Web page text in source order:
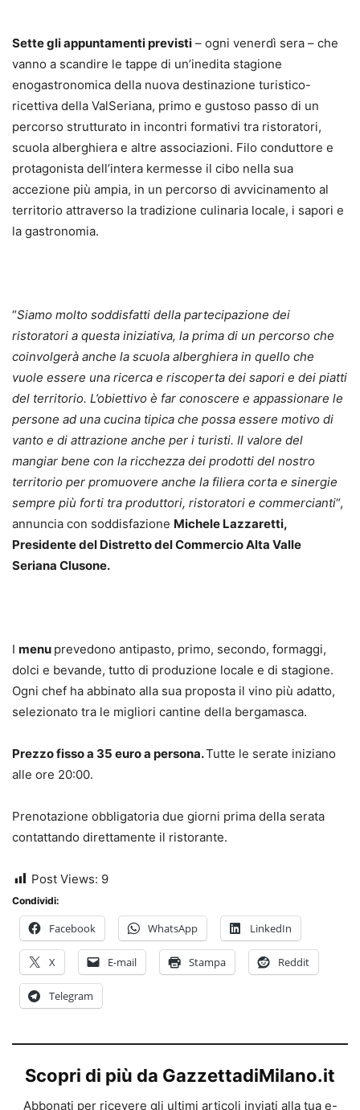
Sette gli appuntamenti previsti – ogni venerdì sera – che
vanno a scandire le tappe di un’inedita stagione
enogastronomica della nuova destinazione turistico-
ricettiva della ValSeriana, primo e gustoso passo di un
percorso strutturato in incontri formativi tra ristoratori,
scuola alberghiera e altre associazioni. Filo conduttore e
protagonista dell’intera kermesse il cibo nella sua
accezione più ampia, in un percorso di avvicinamento al
territorio attraverso la tradizione culinaria locale, i sapori e
la gastronomia.
“Siamo molto soddisfatti della partecipazione dei
ristoratori a questa iniziativa, la prima di un percorso che
coinvolgerà anche la scuola alberghiera in quello che
vuole essere una ricerca e riscoperta dei sapori e dei piatti
del territorio. L’obiettivo è far conoscere e appassionare le
persone ad una cucina tipica che possa essere motivo di
vanto e di attrazione anche per i turisti. Il valore del
mangiar bene con la ricchezza dei prodotti del nostro
territorio per promuovere anche la filiera corta e sinergie
sempre più forti tra produttori, ristoratori e commercianti“,
annuncia con soddisfazione Michele Lazzaretti,
Presidente del Distretto del Commercio Alta Valle
Seriana Clusone.
I menu prevedono antipasto, primo, secondo, formaggi,
dolci e bevande, tutto di produzione locale e di stagione.
Ogni chef ha abbinato alla sua proposta il vino più adatto,
selezionato tra le migliori cantine della bergamasca.
Prezzo fisso a 35 euro a persona.Tutte le serate iniziano
alle ore 20:00.
Prenotazione obbligatoria due giorni prima della serata
contattando direttamente il ristorante.
Post Views: 9
Condividi:
Facebook WhatsApp LinkedIn
X E-mail Stampa Reddit
Telegram
Scopri di più da GazzettadiMilano.it
Abbonati per ricevere gli ultimi articoli inviati alla tua e-